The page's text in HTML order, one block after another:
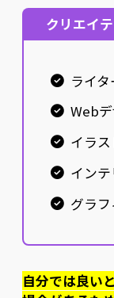
クリエイ
ライタ
Web
イラ
イン
グラ
自分では良い